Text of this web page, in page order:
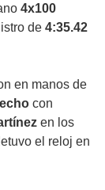
4x100
de 4:35.42
en manos de
con
en los
el reloj en